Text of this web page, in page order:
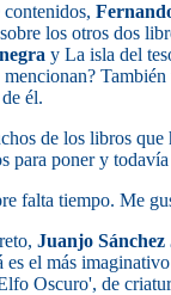
los otros dos
y La isla del
También
él.
de los libros
para poner y todavía
falta tiempo. Me
Juanjo
es el más
Oscuro', de